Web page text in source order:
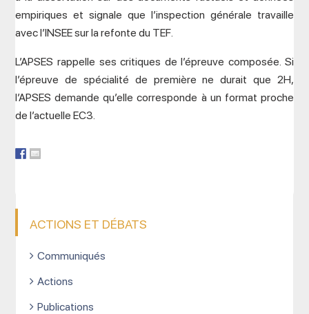
empiriques et signale que l’inspection générale travaille
avec l’INSEE sur la refonte du TEF.
L’APSES rappelle ses critiques de l’épreuve composée. Si
l’épreuve de spécialité de première ne durait que 2H,
l’APSES demande qu’elle corresponde à un format proche
de l’actuelle EC3.
ACTIONS ET DÉBATS
Communiqués
Actions
Publications